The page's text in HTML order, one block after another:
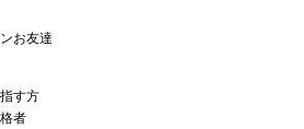
お友達
す方
者